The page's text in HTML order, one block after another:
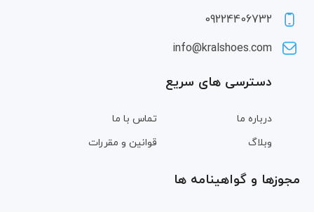
09224406732
info@kralshoes.com
دسترسی های سریع
درباره ما
تماس با ما
وبلاگ
قوانین و مقررات
مجوزها و گواهینامه ها